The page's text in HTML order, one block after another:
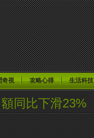
奇視 攻略心得 生活科技
同比下滑23%